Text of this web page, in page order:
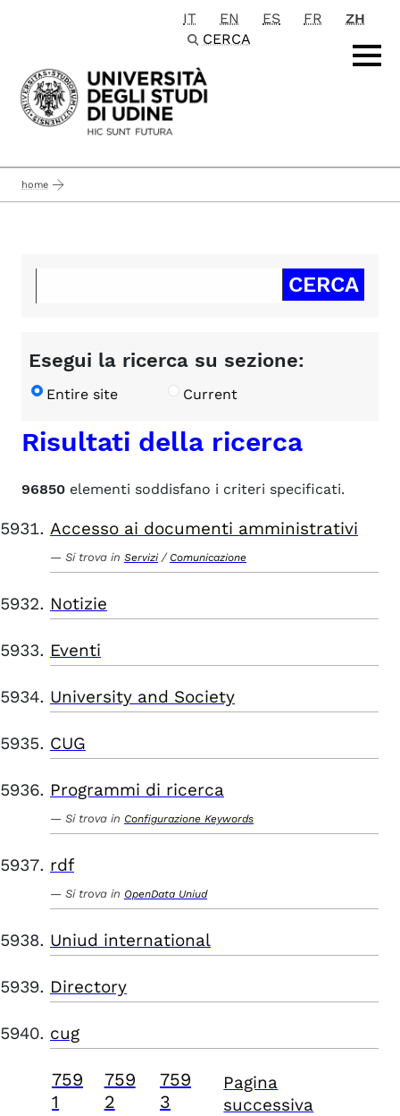
Passa al contenuto principale
IT EN ES FR
ZH
CERCA
home
Esegui la ricerca su sezione:
Entire site Current
Risultati della ricerca
96850 elementi soddisfano i criteri specificati.
Accesso ai documenti amministrativi
Si trova in Servizi / Comunicazione
Notizie
Eventi
University and Society
CUG
Programmi di ricerca
Si trova in Configurazione Keywords
rdf
Si trova in OpenData Uniud
Uniud international
Directory
cug
759
1
759
2
759
3
Pagina
successiva